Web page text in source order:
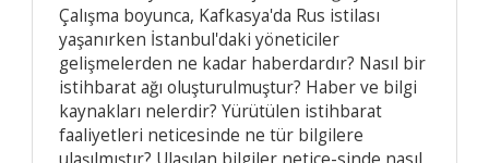
Çalışma boyunca, Kafkasya'da Rus istilası
yaşanırken İstanbul'daki yöneticiler
gelişmelerden ne kadar haberdardır? Nasıl bir
istihbarat ağı oluşturulmuştur? Haber ve bilgi
kaynakları nelerdir? Yürütülen istihbarat
faaliyetleri neticesinde ne tür bilgilere